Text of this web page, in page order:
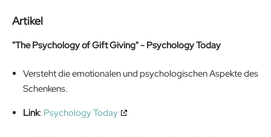
Artikel
"The Psychology of Gift Giving" - Psychology Today
Versteht die emotionalen und psychologischen Aspekte des
Schenkens.
Link: Psychology Today